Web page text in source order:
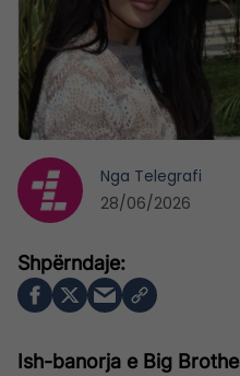
Ish-banorja e Big
Nga Telegrafi
28/06/2026